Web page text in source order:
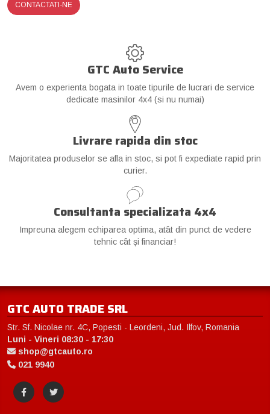
CONTACTATI-NE
GTC Auto Service
Avem o experienta bogata in toate tipurile de lucrari de service
dedicate masinilor 4x4 (si nu numai)
Livrare rapida din stoc
Majoritatea produselor se afla in stoc, si pot fi expediate rapid prin
curier.
Consultanta specializata 4x4
Impreuna alegem echiparea optima, atât din punct de vedere
tehnic cât și financiar!
GTC AUTO TRADE SRL
Str. Sf. Nicolae nr. 4C, Popesti - Leordeni, Jud. Ilfov, Romania
Luni - Vineri 08:30 - 17:30
shop@gtcauto.ro
021 9940